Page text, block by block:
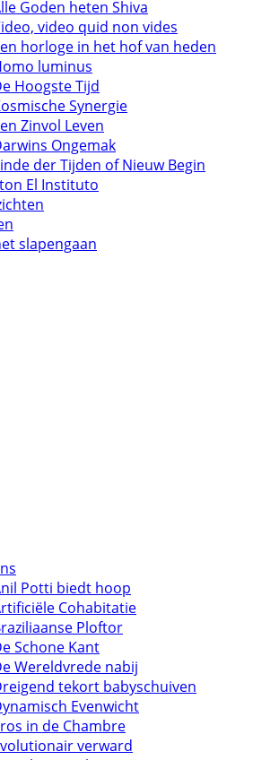
Goden heten Shiva
video quid non vides
horloge in het hof van heden
luminus
Hoogste Tijd
Synergie
Zinvol Leven
Ongemak
der Tijden of Nieuw Begin
El Instituto
slapengaan
Potti biedt hoop
Cohabitatie
Ploftor
Schone Kant
Wereldvrede nabij
tekort babyschuiven
Evenwicht
in de Chambre
verward